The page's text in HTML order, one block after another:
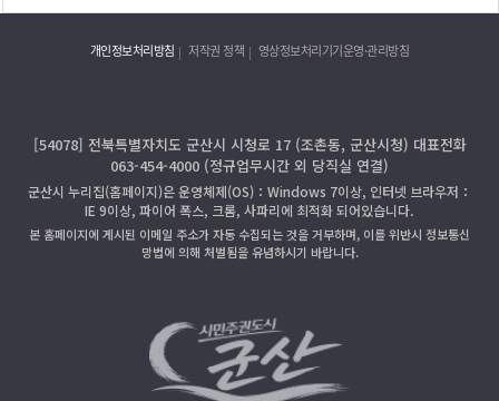
개인정보처리방침 저작권 정책 영상정보처리기기운영·관리방침
[54078] 전북특별자치도 군산시 시청로 17 (조촌동, 군산시청) 대표전화
063-454-4000 (정규업무시간 외 당직실 연결)
군산시 누리집(홈페이지)은 운영체제(OS)：Windows 7이상, 인터넷 브라우저：
IE 9이상, 파이어 폭스, 크롬, 사파리에 최적화 되어있습니다.
본 홈페이지에 게시된 이메일 주소가 자동 수집되는 것을 거부하며, 이를 위반시 정보통신
망법에 의해 처벌됨을 유념하시기 바랍니다.